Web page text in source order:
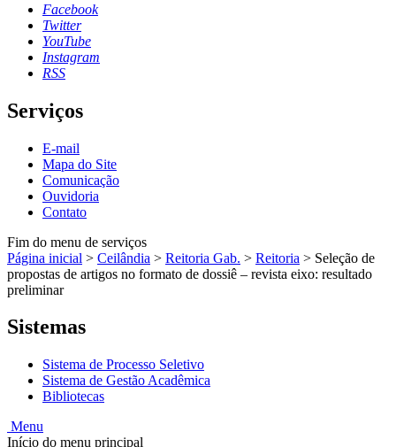
Facebook
Twitter
YouTube
Instagram
RSS
Serviços
E-mail
Mapa do Site
Comunicação
Ouvidoria
Contato
Fim do menu de serviços
Página inicial > Ceilândia > Reitoria Gab. > Reitoria > Seleção de
propostas de artigos no formato de dossiê – revista eixo: resultado
preliminar
Sistemas
Sistema de Processo Seletivo
Sistema de Gestão Acadêmica
Bibliotecas
Menu
Início do menu principal